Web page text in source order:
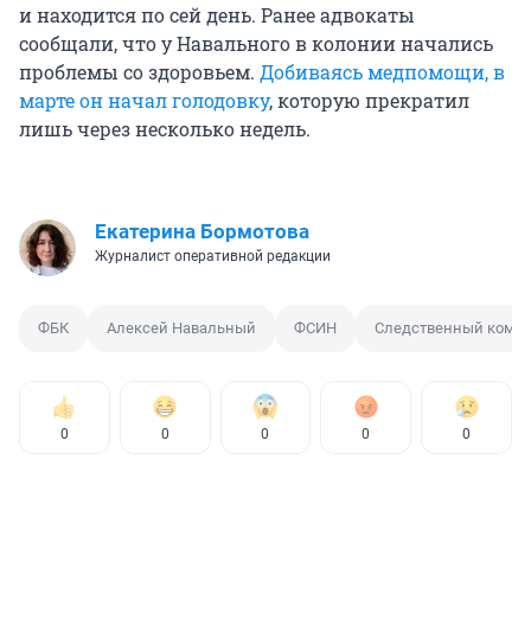
и находится по сей день. Ранее адвокаты
сообщали, что у Навального в колонии начались
проблемы со здоровьем. Добиваясь медпомощи, в
марте он начал голодовку, которую прекратил
лишь через несколько недель.
Екатерина Бормотова
Журналист оперативной редакции
ФБК Алексей Навальный ФСИН Следственный
0 0 0 0 0